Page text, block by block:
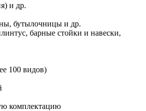
и др.
бутылочницы и др.
барные стойки и навески,
100 видов)
комплектацию